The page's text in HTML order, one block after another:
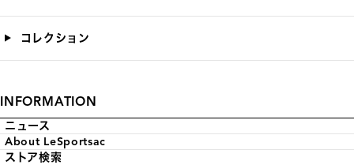
コレクション
INFORMATION
ニュース
About LeSportsac
ストア検索